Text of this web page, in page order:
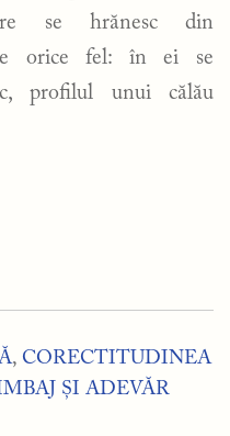
se hrănesc din
orice fel: în ei se
profilul unui călău
, CORECTITUDINEA
ȘI ADEVĂR